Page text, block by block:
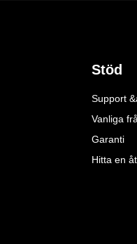
Stöd
Support
Vanliga
Garanti
Hitta en